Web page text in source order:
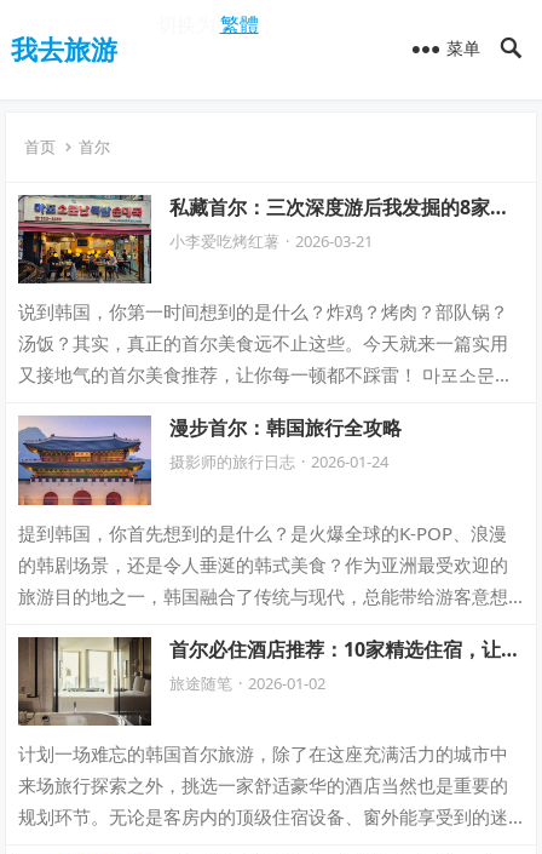
繁體
我去旅游 菜单
首页 首尔
私藏首尔：三次深度游后我发掘的8家老
店，值得一探
小李爱吃烤红薯 · 2026-03-21
说到韩国，你第一时间想到的是什么？炸鸡？烤肉？部队锅？
汤饭？其实，真正的首尔美食远不止这些。今天就来一篇实用
又接地气的首尔美食推荐，让你每一顿都不踩雷！ 마포소문난
漫步首尔：韩国旅行全攻略
摄影师的旅行日志 · 2026-01-24
提到韩国，你首先想到的是什么？是火爆全球的K-POP、浪漫
的韩剧场景，还是令人垂涎的韩式美食？作为亚洲最受欢迎的
旅游目的地之一，韩国融合了传统与现代，总能带给游客意想
首尔必住酒店推荐：10家精选住宿，让你
的旅行更精彩
旅途随笔 · 2026-01-02
计划一场难忘的韩国首尔旅游，除了在这座充满活力的城市中
来场旅行探索之外，挑选一家舒适豪华的酒店当然也是重要的
规划环节。无论是客房内的顶级住宿设备、窗外能享受到的迷